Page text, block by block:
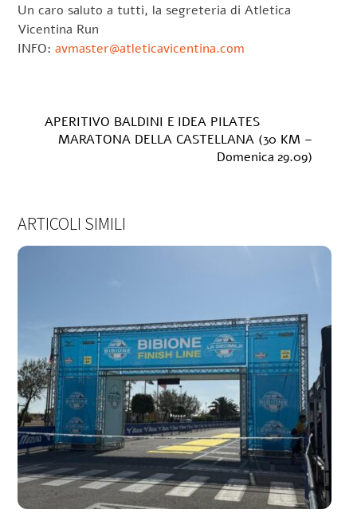
Un caro saluto a tutti, la segreteria di Atletica
Vicentina Run
INFO:avmaster@atleticavicentina.com
APERITIVO BALDINI E IDEA PILATES
MARATONA DELLA CASTELLANA (30 KM –
Domenica 29.09)
ARTICOLI SIMILI